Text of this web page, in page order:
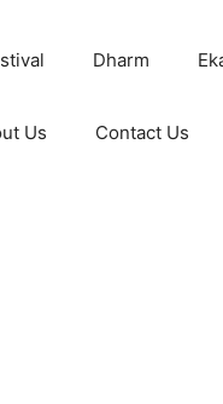
Dharm
Us Contact Us